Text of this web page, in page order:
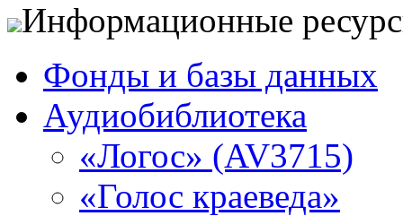
Информационные
Фонды и базы данных
Аудиобиблиотека
«Логос» (AV3715)
«Голос краеведа»